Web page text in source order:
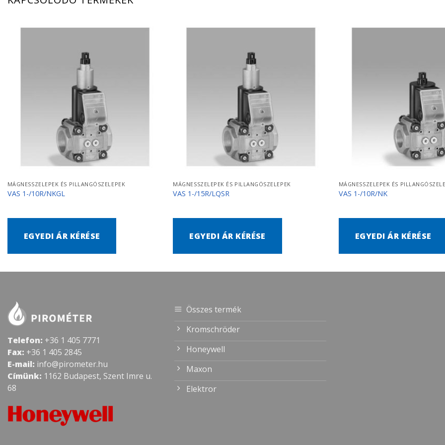
MÁGNESSZELEPEK ÉS PILLANGÓSZELEPEK
VAS 1-/10R/NKGL
EGYEDI ÁR KÉRÉSE
MÁGNESSZELEPEK ÉS PILLANGÓSZELEPEK
VAS 1-/15R/LQSR
EGYEDI ÁR KÉRÉSE
MÁGNESSZELEPEK ÉS
VAS 1-/10R/NK
EGYEDI ÁR KÉRÉSE
Telefon: +36 1 405 7771
Fax: +36 1 405 2845
E-mail: info@pirometer.hu
Címünk: 1162 Budapest, Szent Imre u.
68
Összes termék
Kromschröder
Honeywell
Maxon
Elektror